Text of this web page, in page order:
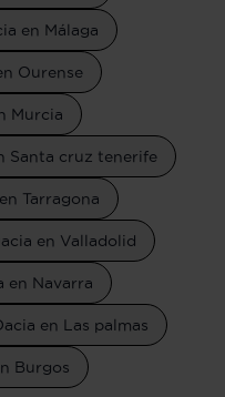
en Málaga
Ourense
Murcia
Santa cruz tenerife
Tarragona
en Valladolid
en Navarra
en Las palmas
Burgos